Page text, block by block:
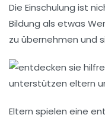
Die Einschulung ist
Bildung als etwas
zu übernehmen und
Eltern spielen eine